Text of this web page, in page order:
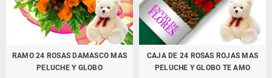
RAMO 24 ROSAS DAMASCO MAS
PELUCHE Y GLOBO
CAJA DE 24 ROSAS ROJAS MAS
PELUCHE Y GLOBO TE AMO